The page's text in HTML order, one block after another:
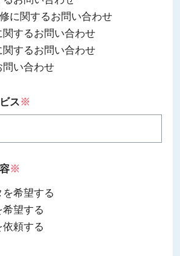
に関するお問い合わせ
関するお問い合わせ
関するお問い合わせ
問い合わせ
ス※
※
希望する
望する
頼する